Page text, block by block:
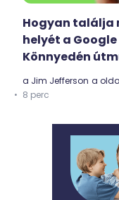
Hogyan találja
helyét a
Könnyedén
a Jim Jefferson a
8 perc